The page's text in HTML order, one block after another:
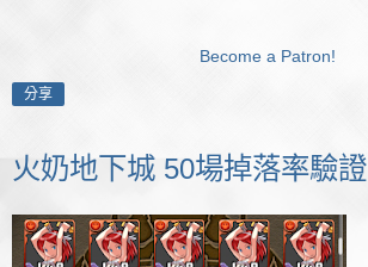
Become a Patron!
分享
火奶地下城 50場掉落率驗證